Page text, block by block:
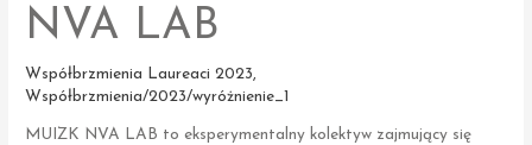
NVA LAB
Współbrzmienia Laureaci 2023
Współbrzmienia/2023/wyróżnienie_1
MUIZK NVA LAB to eksperymentalny kolektyw zajmujący się